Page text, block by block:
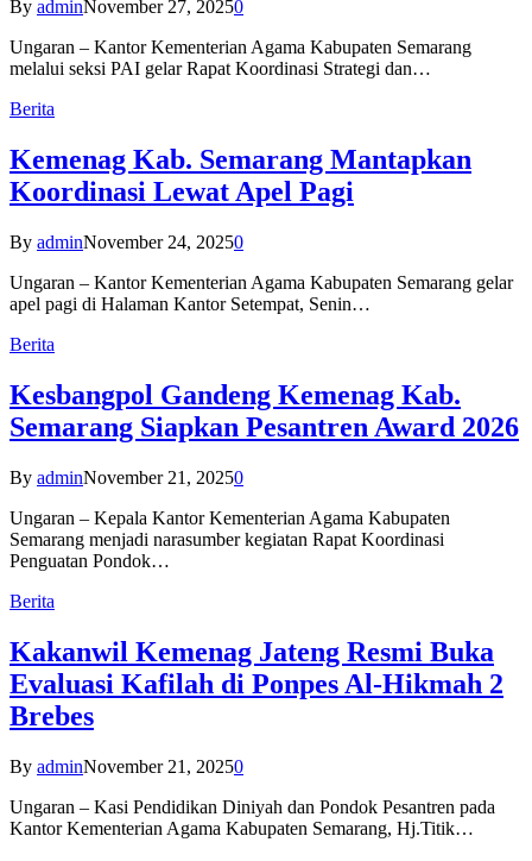
By adminNovember 27, 20250
Ungaran – Kantor Kementerian Agama Kabupaten Semarang
melalui seksi PAI gelar Rapat Koordinasi Strategi dan…
Berita
Kemenag Kab. Semarang Mantapkan
Koordinasi Lewat Apel Pagi
By adminNovember 24, 20250
Ungaran – Kantor Kementerian Agama Kabupaten Semarang gelar
apel pagi di Halaman Kantor Setempat, Senin…
Berita
Kesbangpol Gandeng Kemenag Kab.
Semarang Siapkan Pesantren Award 2026
By adminNovember 21, 20250
Ungaran – Kepala Kantor Kementerian Agama Kabupaten
Semarang menjadi narasumber kegiatan Rapat Koordinasi
Penguatan Pondok…
Berita
Kakanwil Kemenag Jateng Resmi Buka
Evaluasi Kafilah di Ponpes Al-Hikmah 2
Brebes
By adminNovember 21, 20250
Ungaran – Kasi Pendidikan Diniyah dan Pondok Pesantren pada
Kantor Kementerian Agama Kabupaten Semarang, Hj.Titik…